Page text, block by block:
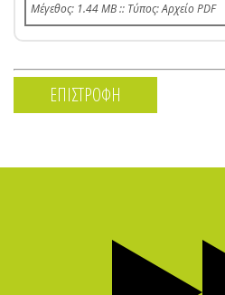
Mέγεθος: 1.44 MB :: Τύπος: Αρχείο PDF
ΕΠΙΣΤΡΟΦΗ